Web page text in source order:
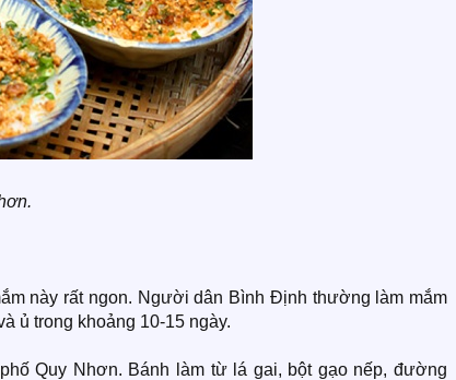
này rất ngon. Người dân Bình Định thường làm mắm
ủ trong khoảng 10-15 ngày.
Quy Nhơn. Bánh làm từ lá gai, bột gạo nếp, đường